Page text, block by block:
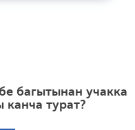
багытынан учакка
канча турат?